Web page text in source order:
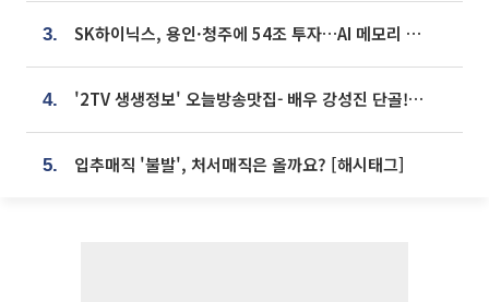
3. SK하이닉스, 용인·청주에 54조 투자…AI 메모리 생산기지 키운다
4. '2TV 생생정보' 오늘방송맛집- 배우 강성진 단골! 쌀국수ㆍ푸팟퐁 커리 맛집 '블○○○'
5. 입추매직 '불발', 처서매직은 올까요? [해시태그]